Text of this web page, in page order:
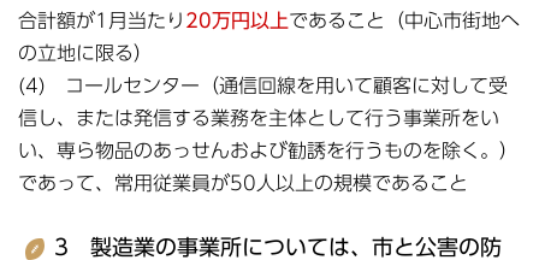
合計額が1月当たり 20万円以上であること（中心市街地へ
の立地に限る）
(4) コールセンター（通信回線を用いて顧客に対して受
信し、または発信する業務を主体として行う事業所をい
い、専ら物品のあっせんおよび勧誘を行うものを除く。）
であって、常用従業員が50人以上の規模であること
3 製造業の事業所については、市と公害の防